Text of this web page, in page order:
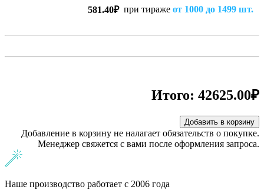
581.40₽ при тираже от 1000 до 1499 шт.
Итого: 42625.00₽
Добавить в корзину
Добавление в корзину не налагает обязательств о покупке.
Менеджер свяжется с вами после оформления запроса.
Наше производство работает с 2006 года